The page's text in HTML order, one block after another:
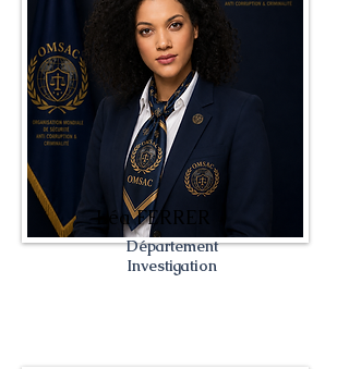
Léa FERRER
Département
Investigation